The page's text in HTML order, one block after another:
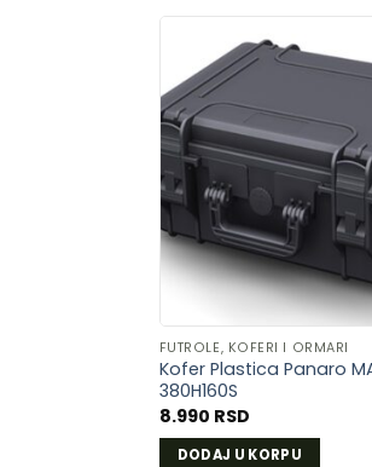
FUTROLE, KOFERI I ORMARI
Kofer Plastica Panaro
380H160S
8.990 RSD
DODAJ U KORPU